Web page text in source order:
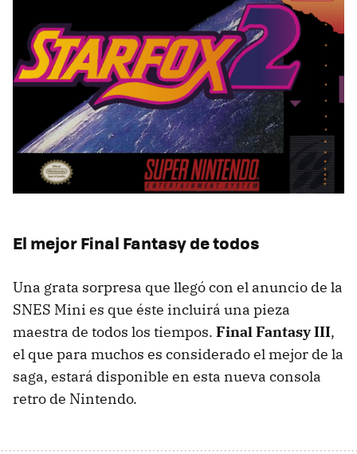
El mejor Final Fantasy de todos
Una grata sorpresa que llegó con el anuncio de la
SNES Mini es que éste incluirá una pieza
maestra de todos los tiempos. Final Fantasy III,
el que para muchos es considerado el mejor de la
saga, estará disponible en esta nueva consola
retro de Nintendo.